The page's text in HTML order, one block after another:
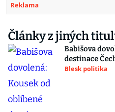
Reklama
Články z jiných
Babišova
destinace
Blesk politika